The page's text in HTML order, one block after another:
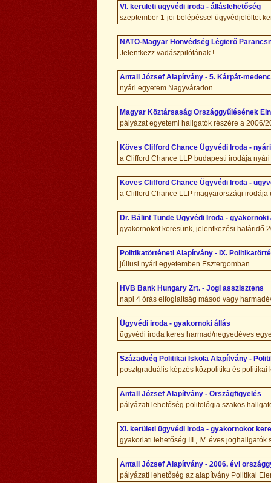
VI. kerületi ügyvédi iroda - álláslehetőség
szeptember 1-jei belépéssel ügyvédjelöltet
NATO-Magyar Honvédség Légierő
Jelentkezz vadászpilótának !
Antall József Alapítvány - 5. Kárpát-
nyári egyetem Nagyváradon
Magyar Köztársaság Országgyűlésének
pályázat egyetemi hallgatók részére a 2006/
Köves Clifford Chance Ügyvédi Iroda -
a Clifford Chance LLP budapesti irodája
Köves Clifford Chance Ügyvédi Iroda -
a Clifford Chance LLP magyarországi irodája
Dr. Bálint Tünde Ügyvédi Iroda - gyakornoki
gyakornokot keresünk, jelentkezési határidő
Politikatörténeti Alapítvány - IX.
júliusi nyári egyetemben Esztergomban
HVB Bank Hungary Zrt. - Jogi asszisztens
napi 4 órás elfoglaltság másod vagy
Ügyvédi iroda - gyakornoki állás
ügyvédi iroda keres harmad/negyedéves
Századvég Politikai Iskola Alapítvány -
posztgraduális képzés közpolitika és politikai
Antall József Alapítvány - Országfigyelés
pályázati lehetőség politológia szakos
XI. kerületi ügyvédi iroda - gyakornokot
gyakorlati lehetőség III., IV. éves joghallgatók
Antall József Alapítvány - 2006. évi
pályázati lehetőség az alapítvány Politikai